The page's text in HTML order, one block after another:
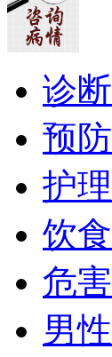
诊断
预防
护理
饮食
危害
男性